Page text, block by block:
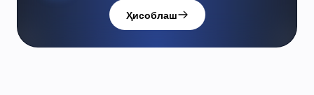
Ҳисоблаш